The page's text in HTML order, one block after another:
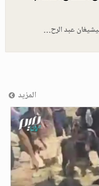
عبد الرح…
المزيد